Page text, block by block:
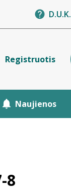
D.U.K.
Registruotis
Naujienos
8